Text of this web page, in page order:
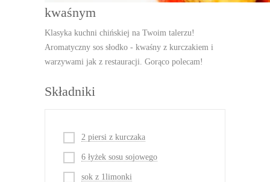
kwaśnym
Klasyka kuchni chińskiej na Twoim talerzu!
Aromatyczny sos słodko - kwaśny z kurczakiem i
warzywami jak z restauracji. Gorąco polecam!
Składniki
2 piersi z kurczaka
6 łyżek sosu sojowego
sok z 1limonki